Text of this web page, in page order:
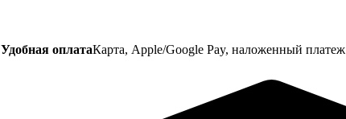
Удобная оплатаКарта, Apple/Google Pay, наложенный платеж